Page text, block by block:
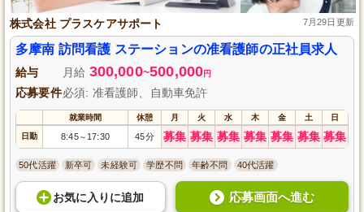
株式会社 プラスケアサポート 7月29日更新
多摩南 訪問看護 ステーションの准看護師の正社員求人
給与 月給 300,000~500,000円
応募要件必須: 准看護師、自動車免許
就業時間 休憩 月 火 水 木 金 土 日
日勤 8:45～ 17:30 45分 募集 募集 募集 募集 募集 募集 募集
50代活躍 新卒可 未経験可 学歴不問 年齢不問 40代活躍
お気に入り に追加 応募画面へ進む